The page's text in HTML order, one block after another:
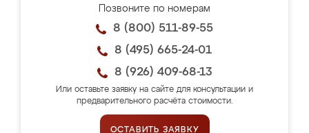
Позвоните по номерам
8 (800) 511-89-55
8 (495) 665-24-01
8 (926) 409-68-13
Или оставьте заявку на сайте для консультации и
предварительного расчёта стоимости.
ОСТАВИТЬ ЗАЯВКУ